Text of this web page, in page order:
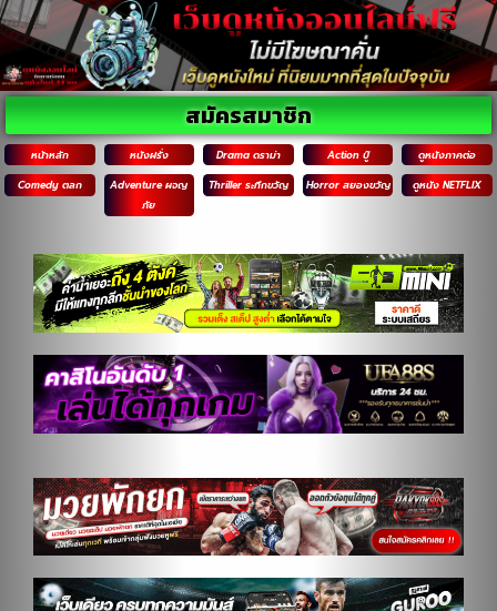
หน้าหลัก หนังฝรั่ง Drama ดราม่า Action บู๊
ดูหนังภาคต่อ
Comedy ตลก
Adventure ผจญ
ภัย
Thriller ระทึกขวัญ Horror สยองขวัญ ดูหนัง NETFLIX
สมัครสมาชิก